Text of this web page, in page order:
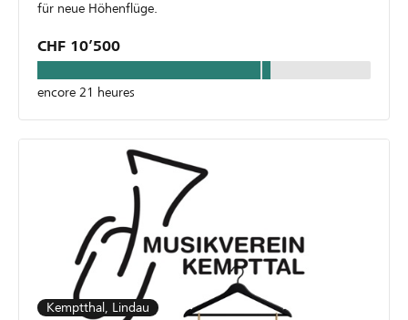
für neue Höhenflüge.
CHF 10’500
encore 21 heures
Kemptthal, Lindau